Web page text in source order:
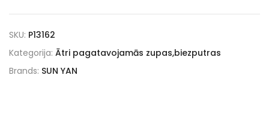
SKU: P13162
Kategorija: Ātri pagatavojamās zupas,biezputras
Brands: SUN YAN